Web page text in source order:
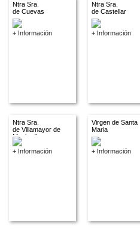
Ntra Sra.
de Cuevas
+ Información
Ntra Sra.
de Castellar
+ Información
Ntra Sra.
de Villamayor de
Monjardin
+ Información
Virgen de Santa
Maria
+ Información